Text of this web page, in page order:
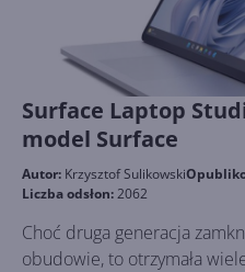
Surface Laptop
model Surface
Autor: Krzysztof Sulikowski
Liczba odsłon:2062
Choć druga generacja
obudowie, to otrzymała